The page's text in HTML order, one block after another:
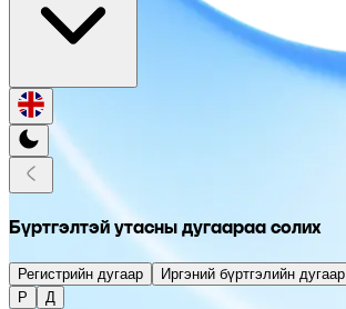
Бүртгэлтэй утасны дугаараа солих
Регистрийн дугаар
Иргэний бүртгэлийн дугаар
Р
Д